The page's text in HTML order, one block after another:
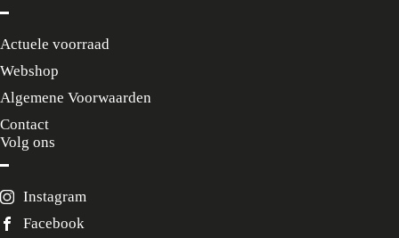
Actuele voorraad
Webshop
Algemene Voorwaarden
Contact
Volg ons
Instagram
Facebook